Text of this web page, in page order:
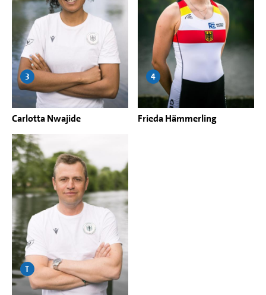
Carlotta Nwajide
3
Frieda Hämmerling
4
T